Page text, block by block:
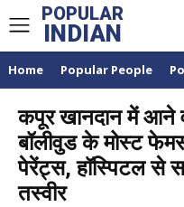
POPULAR
INDIAN
Home Popular People
कपूर खानदान में आने
बॉलीवुड के मोस्ट
पेरेंट्स, हॉस्पिटल से
तस्वीर